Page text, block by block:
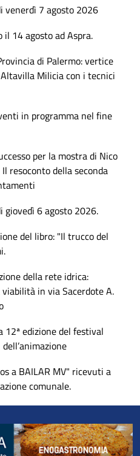
venerdì 7 agosto 2026
il 14 agosto ad Aspra.
di Palermo: vertice
Milicia con i tecnici
in programma nel fine
per la mostra di Nico
resoconto della seconda
giovedì 6 agosto 2026.
del libro: "Il trucco del
della rete idrica:
in via Sacerdote A.
edizione del festival
a BAILAR MV" ricevuti a
comunale.